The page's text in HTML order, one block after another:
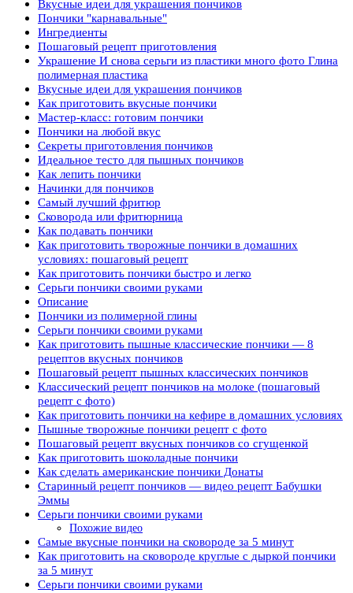
Вкусные идеи для украшения пончиков
Пончики "карнавальные"
Ингредиенты
Пошаговый рецепт приготовления
Украшение И снова серьги из пластики много фото Глина
полимерная пластика
Вкусные идеи для украшения пончиков
Как приготовить вкусные пончики
Мастер-класс: готовим пончики
Пончики на любой вкус
Секреты приготовления пончиков
Идеальное тесто для пышных пончиков
Как лепить пончики
Начинки для пончиков
Самый лучший фритюр
Сковорода или фритюрница
Как подавать пончики
Как приготовить творожные пончики в домашних
условиях: пошаговый рецепт
Как приготовить пончики быстро и легко
Серьги пончики своими руками
Описание
Пончики из полимерной глины
Серьги пончики своими руками
Как приготовить пышные классические пончики — 8
рецептов вкусных пончиков
Пошаговый рецепт пышных классических пончиков
Классический рецепт пончиков на молоке (пошаговый
рецепт с фото)
Как приготовить пончики на кефире в домашних условиях
Пышные творожные пончики рецепт с фото
Пошаговый рецепт вкусных пончиков со сгущенкой
Как приготовить шоколадные пончики
Как сделать американские пончики Донаты
Старинный рецепт пончиков — видео рецепт Бабушки
Эммы
Серьги пончики своими руками
Похожие видео
Самые вкусные пончики на сковороде за 5 минут
Как приготовить на сковороде круглые с дыркой пончики
за 5 минут
Серьги пончики своими руками